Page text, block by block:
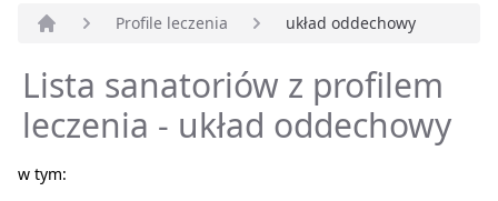
Profile leczenia układ oddechowy
Lista sanatoriów z profilem
leczenia - układ oddechowy
w tym: